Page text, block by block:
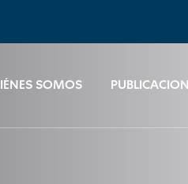
SOMOS